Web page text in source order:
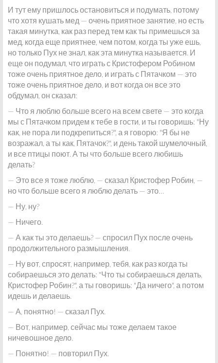
И тут ему пришлось остановиться и подумать, потому
что хотя кушать мед — очень приятное занятие, но есть
такая минутка, как раз перед тем как ты примешься за
мед, когда еще приятнее, чем потом, когда ты уже ешь,
но только Пух не знал, как эта минутка называется. И
еще он подумал, что играть с Кристофером Робином
тоже очень приятное дело, и играть с Пятачком — это
тоже очень приятное дело, и вот когда он все это
обдумал, он сказал:
— Что я люблю больше всего на всем свете — это когда
мы с Пятачком придем к тебе в гости, и ты говоришь: "Ну
как, не пора ли подкрепиться?", а я говорю: "Я бы не
возражал, а ты как, Пятачок?", и день такой шумелочный,
и все птицы поют. А ты что больше всего любишь
делать?
— Это все я тоже люблю, — сказал Кристофер Робин, —
но что больше всего я люблю делать — это…
— Ну, ну?
— Ничего.
— А как ты это делаешь? — спросил Пух после очень
продолжительного размышления.
— Ну вот, спросят, например, тебя, как раз когда ты
собираешься это делать: "Что ты собираешься делать,
Кристофер Робин?", а ты говоришь: "Да ничего", а потом
идешь и делаешь.
— А, понятно! — сказал Пух.
— Вот, например, сейчас мы тоже делаем такое
ничевошное дело.
— Понятно! — повторил Пух.